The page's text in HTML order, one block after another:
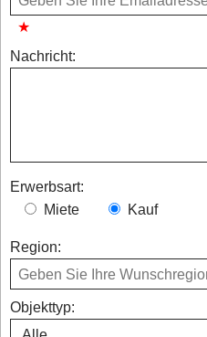
Nachricht:
Erwerbsart:
Miete
Kauf
Region:
Objekttyp: